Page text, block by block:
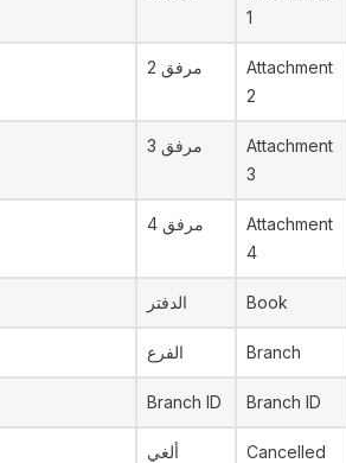
1
مرفق 2
Attachment
2
مرفق 3
Attachment
3
مرفق 4
Attachment
4
الدفتر Book
الفرع Branch
Branch ID Branch ID
ألغي
Cancelled